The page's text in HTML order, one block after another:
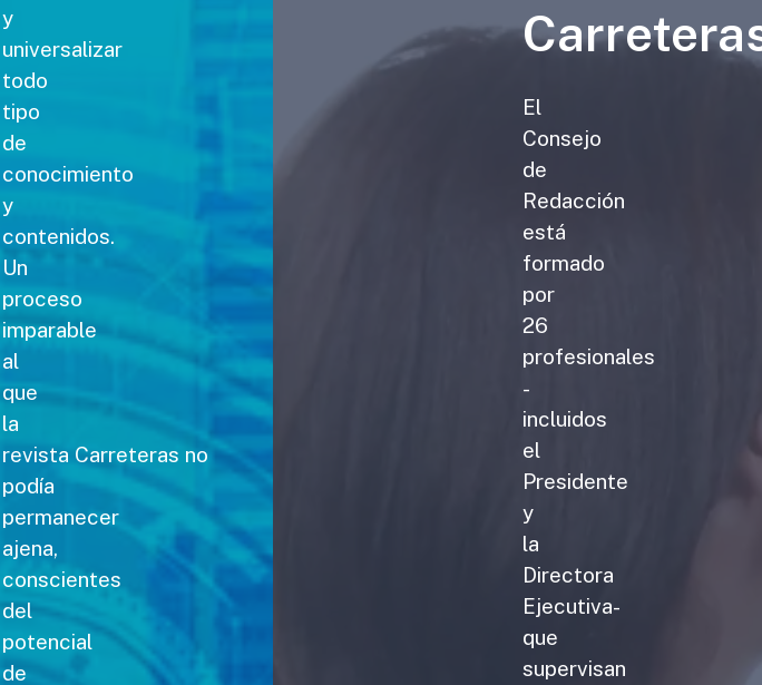
y
universalizar
todo
tipo
de
conocimiento
y
contenidos.
Un
proceso
imparable
al
que
la
revista Carreteras no
podía
permanecer
ajena,
conscientes
del
potencial
de
El
Consejo
de
Redacción
está
formado
por
26
profesionales
-
incluidos
el
Presidente
y
la
Directora
Ejecutiva-
que
supervisan